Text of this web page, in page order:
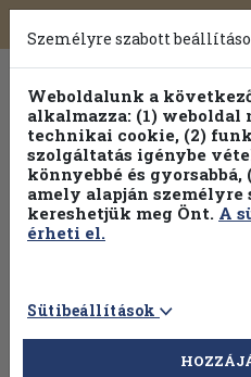
Toggle
navigation
Válogasson több
Hobbi témakörökben
Vissza az előző oldalra
Személyre szabott
Weboldalunk a
alkalmazza: (1) weboldal
technikai cookie, (2)
szolgáltatás igénybe
könnyebbé és
amely alapján
kereshetjük meg Önt. A
érheti el.
Sütibeállítások